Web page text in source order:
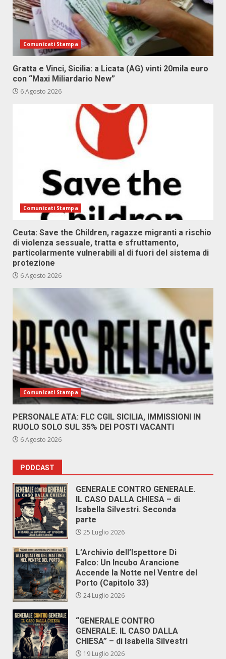
Comunicati Stampa
Gratta e Vinci, Sicilia: a Licata (AG) vinti 20mila euro
con “Maxi Miliardario New”
6 Agosto 2026
Comunicati Stampa
Ceuta: Save the Children, ragazze migranti a rischio
di violenza sessuale, tratta e sfruttamento,
particolarmente vulnerabili al di fuori del sistema di
protezione
6 Agosto 2026
Comunicati Stampa
PERSONALE ATA: FLC CGIL SICILIA, IMMISSIONI IN
RUOLO SOLO SUL 35% DEI POSTI VACANTI
6 Agosto 2026
PODCAST
GENERALE CONTRO GENERALE.
IL CASO DALLA CHIESA – di
Isabella Silvestri. Seconda
parte
25 Luglio 2026
L’Archivio dell’Ispettore Di
Falco: Un Incubo Arancione
Accende la Notte nel Ventre del
Porto (Capitolo 33)
24 Luglio 2026
“GENERALE CONTRO
GENERALE. IL CASO DALLA
CHIESA” – di Isabella Silvestri
19 Luglio 2026